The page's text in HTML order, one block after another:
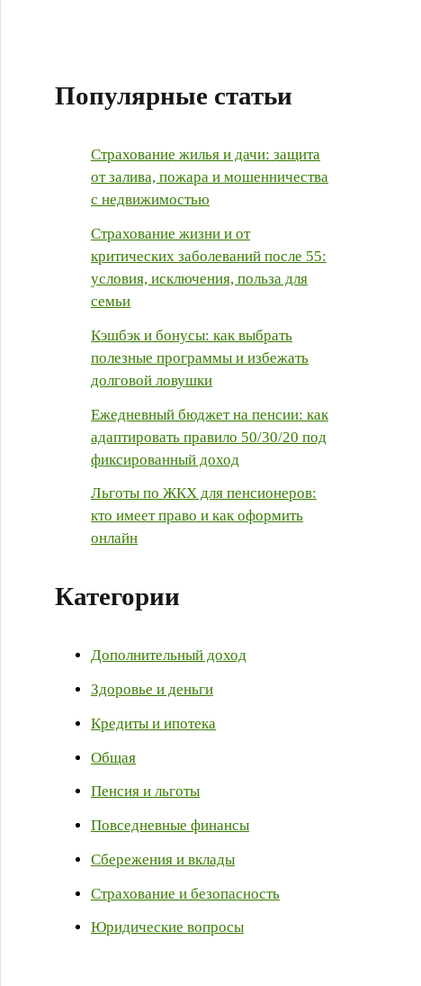
Популярные статьи
Страхование жилья и дачи: защита
от залива, пожара и мошенничества
с недвижимостью
Страхование жизни и от
критических заболеваний после 55:
условия, исключения, польза для
семьи
Кэшбэк и бонусы: как выбрать
полезные программы и избежать
долговой ловушки
Ежедневный бюджет на пенсии: как
адаптировать правило 50/30/20 под
фиксированный доход
Льготы по ЖКХ для пенсионеров:
кто имеет право и как оформить
онлайн
Категории
Дополнительный доход
Здоровье и деньги
Кредиты и ипотека
Общая
Пенсия и льготы
Повседневные финансы
Сбережения и вклады
Страхование и безопасность
Юридические вопросы